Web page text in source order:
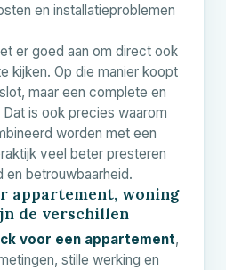
en installatieproblemen
er goed aan om direct ook
kijken. Op die manier koopt
maar een complete en
is ook precies waarom
worden met een
veel beter presteren
betrouwbaarheid.
appartement, woning
de verschillen
voor een appartement,
stille werking en